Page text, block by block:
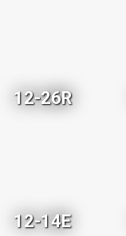
12-26R
12-14E